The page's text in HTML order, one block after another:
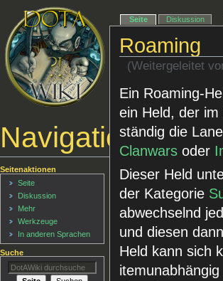
Roaming
(Weitergeleitet
Ein Roaming-
ein Held, der
ständig die
Clanwars oder
Dieser Held
der Kategorie
abwechselnd
und diesen
Held kann sich
Seite Diskussion
Seitenaktionen
Seite
Diskussion
Mehr
Werkzeuge
In anderen Sprachen
Suche